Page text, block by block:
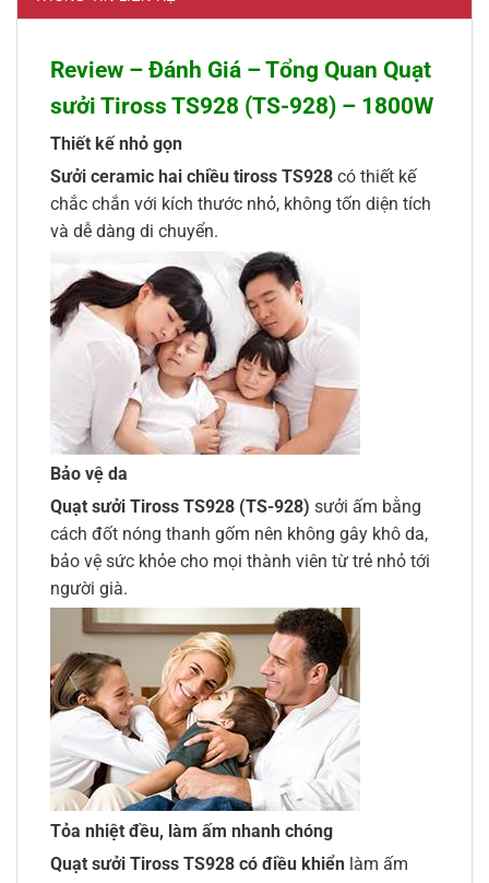
Review – Đánh Giá – Tổng Quan Quạt
sưởi Tiross TS928 (TS-928) – 1800W
Thiết kế nhỏ gọn
Sưởi ceramic hai chiều tiross TS928 có thiết kế
chắc chắn với kích thước nhỏ, không tốn diện tích
và dễ dàng di chuyển.
Bảo vệ da
Quạt sưởi Tiross TS928 (TS-928) sưởi ấm bằng
cách đốt nóng thanh gốm nên không gây khô da,
bảo vệ sức khỏe cho mọi thành viên từ trẻ nhỏ tới
người già.
Tỏa nhiệt đều, làm ấm nhanh chóng
Quạt sưởi Tiross TS928 có điều khiển làm ấm